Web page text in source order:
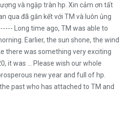
và ngập tràn hp. Xin cảm ơn tất
qua đã gắn kết với TM và luôn ủng
Long time ago, TM was able to
Earlier, the sun shone, the wind
there was something very exciting
it was ... Please wish our whole
new year and full of hp.
past who has attached to TM and